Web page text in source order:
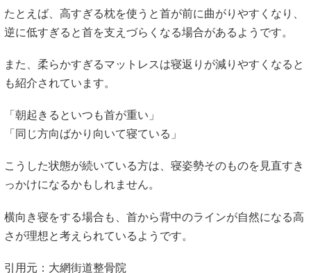
たとえば、高すぎる枕を使うと首が前に曲がりやすくなり、
逆に低すぎると首を支えづらくなる場合があるようです。
また、柔らかすぎるマットレスは寝返りが減りやすくなると
も紹介されています。
「朝起きるといつも首が重い」
「同じ方向ばかり向いて寝ている」
こうした状態が続いている方は、寝姿勢そのものを見直すき
っかけになるかもしれません。
横向き寝をする場合も、首から背中のラインが自然になる高
さが理想と考えられているようです。
引用元：大網街道整骨院